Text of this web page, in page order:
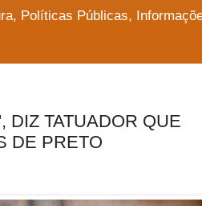
Políticas Públicas,
DIZ TATUADOR QUE
DE PRETO